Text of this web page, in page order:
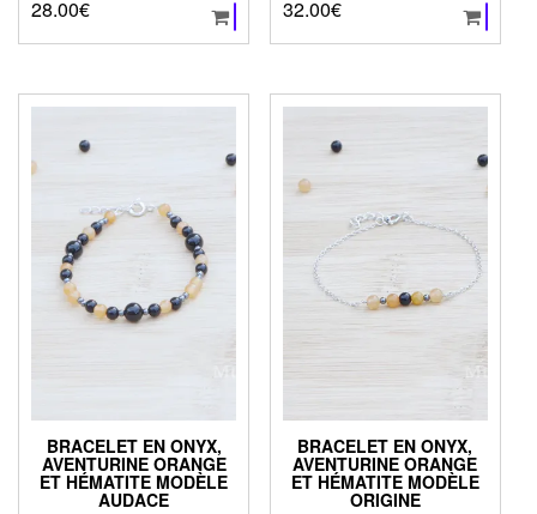
28.00€ 32.00€
BRACELET EN ONYX,
AVENTURINE ORANGE
ET HÉMATITE MODÈLE
AUDACE
BRACELET EN ONYX,
AVENTURINE ORANGE
ET HÉMATITE MODÈLE
ORIGINE